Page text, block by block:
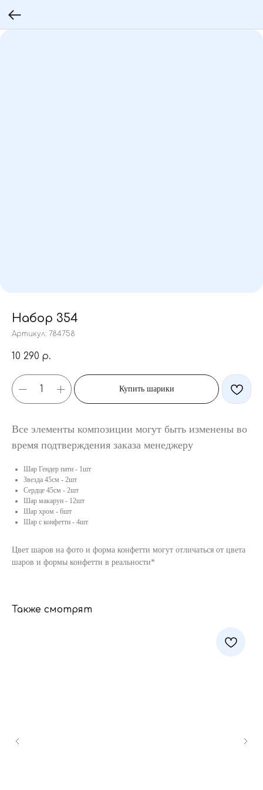
Набор 354
Артикул: 784758
10 290 р.
Купить шарики
Все элементы композиции могут быть изменены во
время подтверждения заказа менеджеру
Шар Гендер пати - 1шт
Звезда 45см - 2шт
Сердце 45см - 2шт
Шар макарун - 12шт
Шар хром - 6шт
Шар с конфетти - 4шт
Цвет шаров на фото и форма конфетти могут отличаться от цвета
шаров и формы конфетти в реальности*
Также смотрят